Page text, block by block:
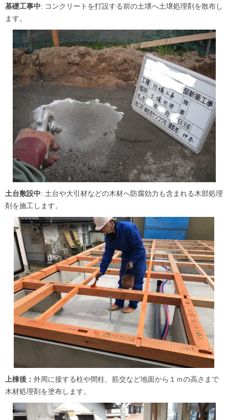
基礎工事中: コンクリートを打設する前の土壌へ土壌処理剤を散布し
ます。
土台敷設中: 土台や大引材などの木材へ防腐効力も含まれる木部処理
剤を施工します。
上棟後： 外周に接する柱や間柱、筋交など地面から１ｍの高さまで
木材処理剤を塗布します。